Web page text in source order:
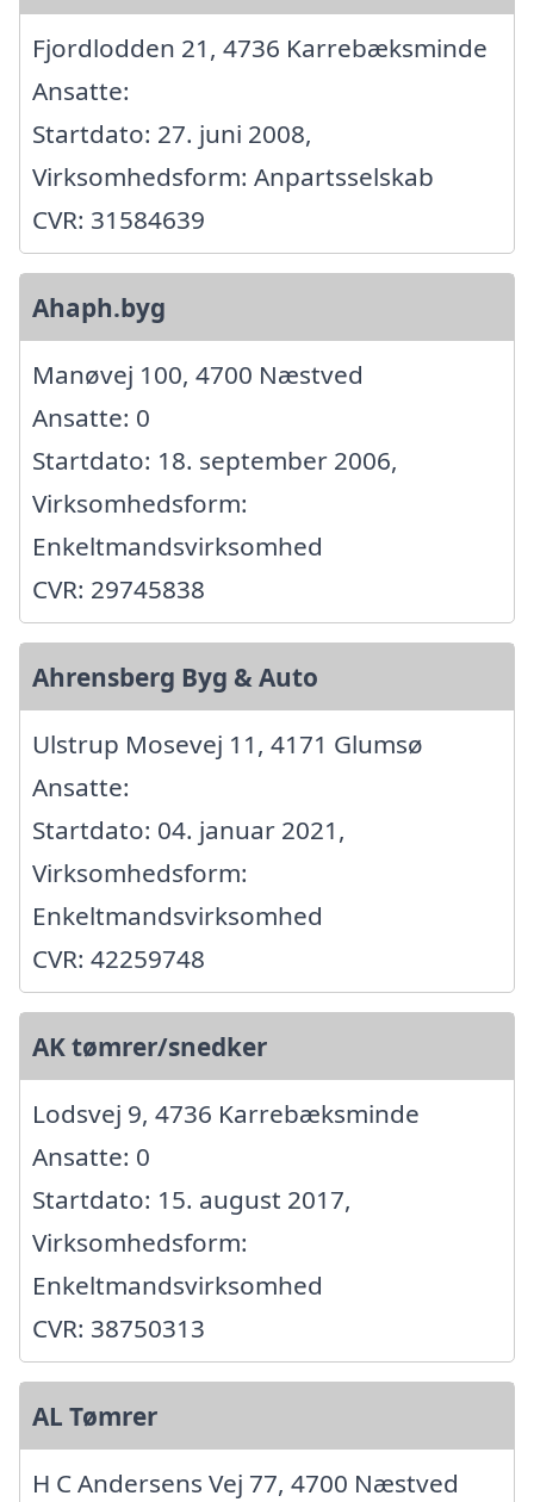
Fjordlodden 21, 4736 Karrebæksminde
Ansatte:
Startdato: 27. juni 2008,
Virksomhedsform: Anpartsselskab
CVR: 31584639
Ahaph.byg
Manøvej 100, 4700 Næstved
Ansatte: 0
Startdato: 18. september 2006,
Virksomhedsform:
Enkeltmandsvirksomhed
CVR: 29745838
Ahrensberg Byg & Auto
Ulstrup Mosevej 11, 4171 Glumsø
Ansatte:
Startdato: 04. januar 2021,
Virksomhedsform:
Enkeltmandsvirksomhed
CVR: 42259748
AK tømrer/snedker
Lodsvej 9, 4736 Karrebæksminde
Ansatte: 0
Startdato: 15. august 2017,
Virksomhedsform:
Enkeltmandsvirksomhed
CVR: 38750313
AL Tømrer
H C Andersens Vej 77, 4700 Næstved